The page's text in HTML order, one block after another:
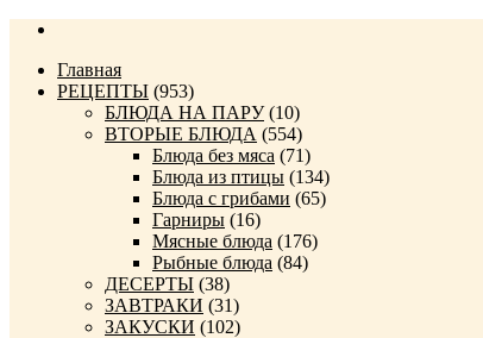
Главная
РЕЦЕПТЫ (953)
БЛЮДА НА ПАРУ(10)
ВТОРЫЕ БЛЮДА (554)
Блюда без мяса (71)
Блюда из птицы (134)
Блюда с грибами (65)
Гарниры (16)
Мясные блюда (176)
Рыбные блюда (84)
ДЕСЕРТЫ (38)
ЗАВТРАКИ (31)
ЗАКУСКИ (102)